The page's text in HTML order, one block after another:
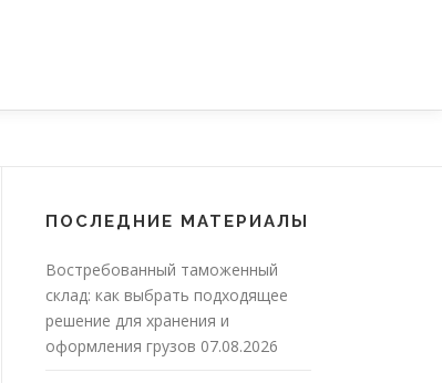
ПОСЛЕДНИЕ МАТЕРИАЛЫ
Востребованный таможенный
склад: как выбрать подходящее
решение для хранения и
оформления грузов 07.08.2026